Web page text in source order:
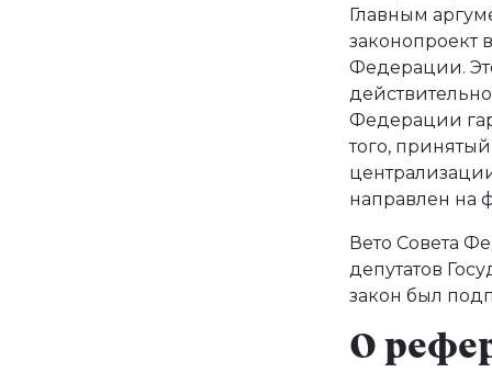
Главным
законопроект
Федерации.
Федерации
того,
направлен на
Вето Совета
депутатов
закон был
О